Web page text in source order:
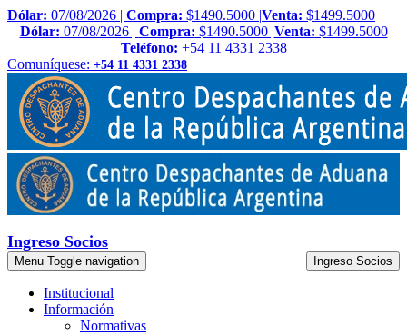
Dólar: 07/08/2026 | Compra: $1490.5000 |Venta: $1499.5000
Dólar: 07/08/2026 | Compra: $1490.5000 |Venta: $1499.5000
Teléfono: +54 11 4331 2338
Comuníquese: +54 11 4331 2338
Ingreso Socios
Menu Toggle navigation Ingreso Socios
Institucional
Información
Normativas